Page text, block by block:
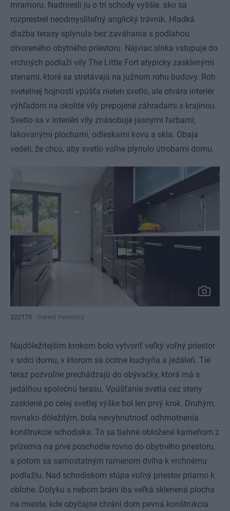
mramoru. Nadniesli ju o tri schody vyššie, ako sa
rozprestrel neodmysliteľný anglický trávnik. Hladká
dlažba terasy splynula bez zaváhania s podlahou
otvoreného obytného priestoru. Najviac slnka vstupuje do
vrchných podlaží vily The Little Fort atypicky zasklenými
stenami, ktoré sa stretávajú na južnom rohu budovy. Roh
svetelnej hojnosti vpúšťa nielen svetlo, ale otvára interiér
výhľadom na okolité vily prepojené záhradami s krajinou.
Svetlo sa v interiéri vily znásobuje jasnými farbami,
lakovanými plochami, odleskami kovu a skla. Obaja
vedeli, že chcú, aby svetlo voľne plynulo útrobami domu.
222175 Daniel Veselský
Najdôležitejším krokom bolo vytvoriť veľký voľný priestor
v srdci domu, v ktorom sa ocitne kuchyňa a jedáleň. Tie
teraz pozvoľne prechádzajú do obývačky, ktorá má s
jedálňou spoločnú terasu. Vpúšťanie svetla cez steny
zasklené po celej svetlej výške bol len prvý krok. Druhým,
rovnako dôležitým, bola nevyhnutnosť odhmotnenia
konštrukcie schodiska. To sa tiahne obložené kameňom z
prízemia na prvé poschodie rovno do obytného priestoru,
a potom sa samostatným ramenom dvíha k vrchnému
podlažiu. Nad schodiskom stúpa voľný priestor priamo k
oblohe. Dotyku s nebom bráni iba veľká sklenená plocha
na mieste, kde obyčajne chráni dom pevná konštrukcia